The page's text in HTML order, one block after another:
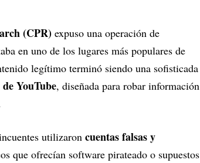
(CPR) expuso una operación de
en uno de los lugares más populares de
legítimo terminó siendo una sofisticada
YouTube, diseñada para robar información
utilizaron cuentas falsas y
que ofrecían software pirateado o supuestos